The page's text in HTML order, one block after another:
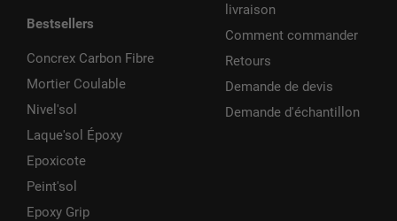
Bestsellers
Concrex Carbon Fibre
Mortier Coulable
Nivel'sol
Laque'sol Époxy
Epoxicote
Peint'sol
Epoxy Grip
livraison
Comment commander
Retours
Demande de devis
Demande d'échantillon